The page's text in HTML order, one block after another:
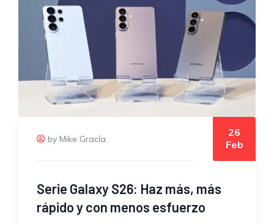
by Mike Gracía
26
Feb
Serie Galaxy S26: Haz más, más
rápido y con menos esfuerzo